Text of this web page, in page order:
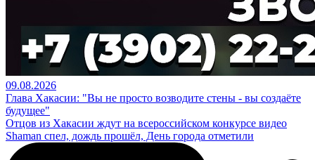
09.08.2026
Глава Хакасии: "Вы не просто возводите стены - вы создаёте
будущее"
Отцов из Хакасии ждут на всероссийском конкурсе видео
Shaman спел, дождь прошёл, День города отметили